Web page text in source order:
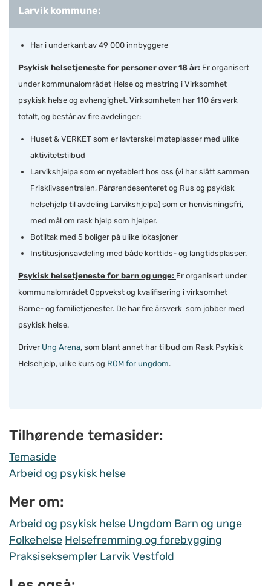
Larvik kommune:
Har i underkant av 49 000 innbyggere
Psykisk helsetjeneste for personer over 18 år: Er organisert
under kommunalområdet Helse og mestring i Virksomhet
psykisk helse og avhengighet. Virksomheten har 110 årsverk
totalt, og består av fire avdelinger:
Huset & VERKET som er lavterskel møteplasser med ulike
aktivitetstilbud
Larvikshjelpa som er nyetablert hos oss (vi har slått sammen
Frisklivssentralen, Pårørendesenteret og Rus og psykisk
helsehjelp til avdeling Larvikshjelpa) som er henvisningsfri,
med mål om rask hjelp som hjelper.
Botiltak med 5 boliger på ulike lokasjoner
Institusjonsavdeling med både korttids- og langtidsplasser.
Psykisk helsetjeneste for barn og unge: Er organisert under
kommunalområdet Oppvekst og kvalifisering i virksomhet
Barne- og familietjenester. De har fire årsverk som jobber med
psykisk helse.
Driver Ung Arena, som blant annet har tilbud om Rask Psykisk
Helsehjelp, ulike kurs og ROM for ungdom.
Tilhørende temasider:
Temaside
Arbeid og psykisk helse
Mer om:
Arbeid og psykisk helse Ungdom Barn og unge
Folkehelse Helsefremming og forebygging
Praksiseksempler LarvikVestfold